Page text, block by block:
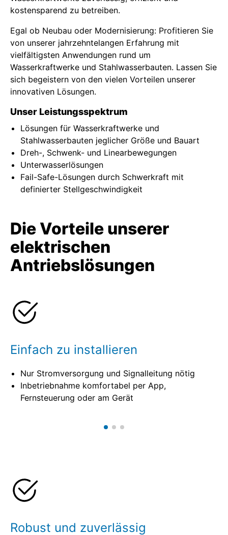
kostensparend zu betreiben.
Egal ob Neubau oder Modernisierung: Profitieren Sie
von unserer jahrzehntelangen Erfahrung mit
vielfältigsten Anwendungen rund um
Wasserkraftwerke und Stahlwasserbauten. Lassen Sie
sich begeistern von den vielen Vorteilen unserer
innovativen Lösungen.
Unser Leistungsspektrum
Lösungen für Wasserkraftwerke und
Stahlwasserbauten jeglicher Größe und Bauart
Dreh-, Schwenk- und Linearbewegungen
Unterwasserlösungen
Fail-Safe-Lösungen durch Schwerkraft mit
definierter Stellgeschwindigkeit
Die Vorteile unserer
elektrischen
Antriebslösungen
Einfach zu installieren
Nur Stromversorgung und Signalleitung nötig
Inbetriebnahme komfortabel per App,
Fernsteuerung oder am Gerät
Robust und zuverlässig